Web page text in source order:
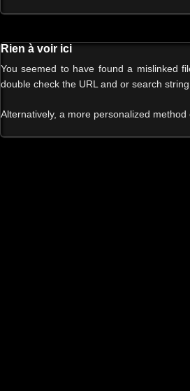
Rien à voir ici
You seemed to have found a mislinked
double check the URL and or search
Alternatively, a more personalized